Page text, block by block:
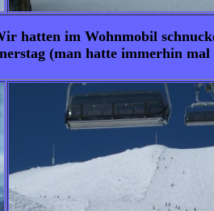
hatten im Wohnmobil
(man hatte immerhin